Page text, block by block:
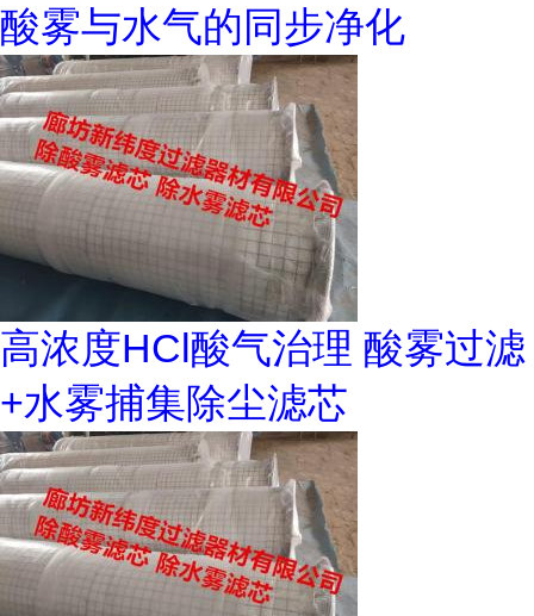
酸雾与水气的同步净化
高浓度HCl酸气治理 酸雾过滤
+水雾捕集除尘滤芯